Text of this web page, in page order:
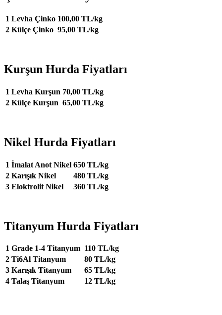
1 Levha Çinko 100,00 TL/kg
2 Külçe Çinko 95,00 TL/kg
Kurşun Hurda Fiyatları
1 Levha Kurşun 70,00 TL/kg
2 Külçe Kurşun 65,00 TL/kg
Nikel Hurda Fiyatları
1 İmalat Anot Nikel 650 TL/kg
2 Karışık Nikel
480 TL/kg
3 Eloktrolit Nikel 360 TL/kg
Titanyum Hurda Fiyatları
1 Grade 1-4 Titanyum 110 TL/kg
2 Ti6Al Titanyum
80 TL/kg
3 Karışık Titanyum
65 TL/kg
4 Talaş Titanyum 12 TL/kg